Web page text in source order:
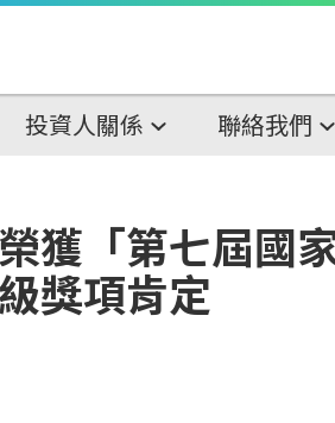
投資人關係 聯絡我們
獲「第七屆
獎項肯定